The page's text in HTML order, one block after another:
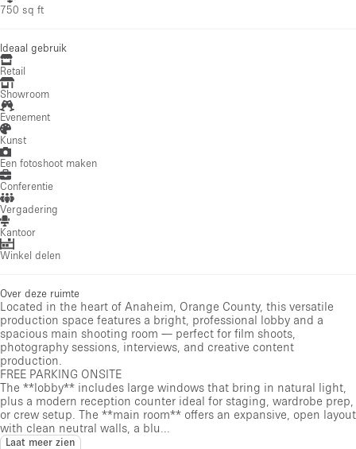
750 sq ft
Ideaal gebruik
Retail
Showroom
Evenement
Kunst
Een fotoshoot maken
Conferentie
Vergadering
Kantoor
Winkel delen
Over deze ruimte
Located in the heart of Anaheim, Orange County, this versatile
production space features a bright, professional lobby and a
spacious main shooting room — perfect for film shoots,
photography sessions, interviews, and creative content
production.
FREE PARKING ONSITE
The **lobby** includes large windows that bring in natural light,
plus a modern reception counter ideal for staging, wardrobe prep,
or crew setup. The **main room** offers an expansive, open layout
with clean neutral walls, a blu...
Laat meer zien